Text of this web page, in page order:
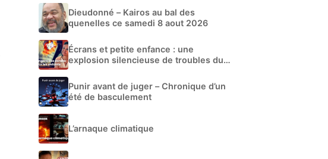
Dieudonné – Kairos au bal des
quenelles ce samedi 8 aout 2026
Écrans et petite enfance : une
explosion silencieuse de troubles du
Punir avant de juger – Chronique d’un
été de basculement
L’arnaque climatique